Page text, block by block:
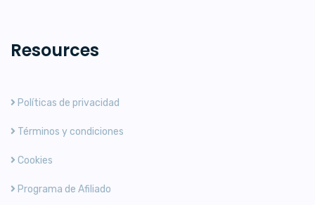
Resources
Políticas de privacidad
Términos y condiciones
Cookies
Programa de Afiliado